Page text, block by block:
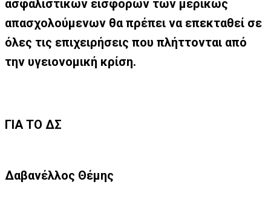
ασφαλιστικών εισφορών των μερικώς
απασχολούμενων θα πρέπει να επεκταθεί σε
όλες τις επιχειρήσεις που πλήττονται από
την υγειονομική κρίση.
ΓΙΑ ΤΟ ΔΣ
Δαβανέλλος Θέμης